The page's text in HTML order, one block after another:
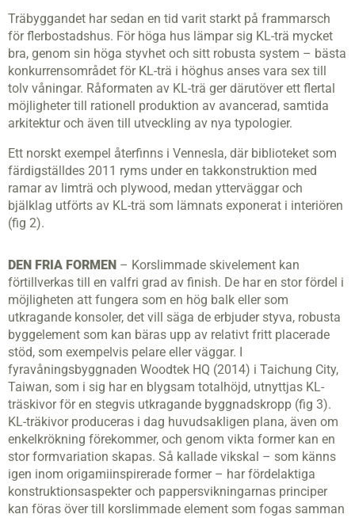
Träbyggandet har sedan en tid varit starkt på frammarsch
för fler­bostadshus. För höga hus lämpar sig KL-trä mycket
bra, genom sin höga styvhet och sitt robusta system – bästa
konkurrensområdet för KL-trä i höghus anses vara sex till
tolv våningar. Råformaten av KL-trä ger därutöver ett flertal
möjligheter till rationell produktion av avancerad, samtida
arkitektur och även till utveckling av nya typologier.
Ett norskt exempel återfinns i Vennesla, där biblioteket som
färdigställdes 2011 ryms under en takkonstruktion med
ramar av limträ och plywood, medan ytterväggar och
bjälklag utförts av KL-trä som lämnats exponerat i interiören
(fig 2).
DEN FRIA FORMEN – Korslimmade skivelement kan
förtillverkas till en valfri grad av finish. De har en stor fördel i
möjligheten att fungera som en hög balk eller som
utkragande konsoler, det vill säga de erbjuder styva, robusta
byggelement som kan bäras upp av relativt fritt placerade
stöd, som exempelvis pelare eller väggar. I
fyravåningsbyggnaden Woodtek HQ (2014) i Taichung City,
Taiwan, som i sig har en blygsam totalhöjd, utnyttjas KL-
träskivor för en stegvis utkragande byggnadskropp (fig 3).
KL-träkivor produceras i dag huvudsakligen plana, även om
enkelkrökning förekommer, och genom vikta former kan en
stor formvariation skapas. Så kallade vikskal – som känns
igen inom origamiinspirerade former – har fördelaktiga
konstruktionsaspekter och pappersvikningarnas principer
kan föras över till korslimmade element som fogas samman